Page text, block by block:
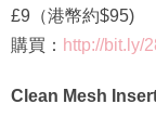
£9（港幣約$95)
購買： http://bit.ly/
Clean Mesh